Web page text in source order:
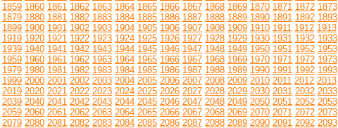
1859 1860 1861 1862 1863 1864 1865 1866 1867 1868 1869 1870 1871 1872 1873
1879 1880 1881 1882 1883 1884 1885 1886 1887 1888 1889 1890 1891 1892 1893
1899 1900 1901 1902 1903 1904 1905 1906 1907 1908 1909 1910 1911 1912 1913
1919 1920 1921 1922 1923 1924 1925 1926 1927 1928 1929 1930 1931 1932 1933
1939 1940 1941 1942 1943 1944 1945 1946 1947 1948 1949 1950 1951 1952 1953
1959 1960 1961 1962 1963 1964 1965 1966 1967 1968 1969 1970 1971 1972 1973
1979 1980 1981 1982 1983 1984 1985 1986 1987 1988 1989 1990 1991 1992 1993
1999 2000 2001 2002 2003 2004 2005 2006 2007 2008 2009 2010 2011 2012 2013
2019 2020 2021 2022 2023 2024 2025 2026 2027 2028 2029 2030 2031 2032 2033
2039 2040 2041 2042 2043 2044 2045 2046 2047 2048 2049 2050 2051 2052 2053
2059 2060 2061 2062 2063 2064 2065 2066 2067 2068 2069 2070 2071 2072 2073
2079 2080 2081 2082 2083 2084 2085 2086 2087 2088 2089 2090 2091 2092 2093